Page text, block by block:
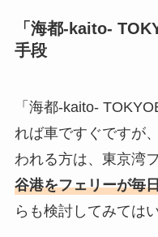
「海都-kaito-
手段
「海都-kaito-
れば車ですぐですが
われる方は、東京湾
谷港をフェリーが毎
らも検討してみては